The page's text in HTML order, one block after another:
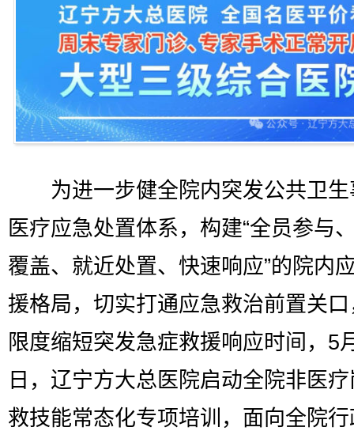
为进一步健全院内突发公共卫生
医疗应急处置体系，构建“全员参与
覆盖、就近处置、快速响应”的院内
援格局，切实打通应急救治前置关
限度缩短突发急症救援响应时间，5
日，辽宁方大总医院启动全院非医
救技能常态化专项培训，面向全院